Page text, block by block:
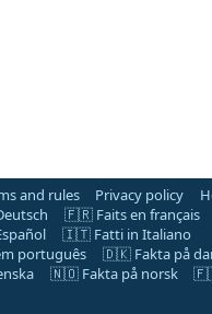
and rules Privacy policy
🇫🇷 Faits en français
🇮🇹 Fatti in Italiano
português
🇩🇰 Fakta på
🇳🇴 Fakta på norsk